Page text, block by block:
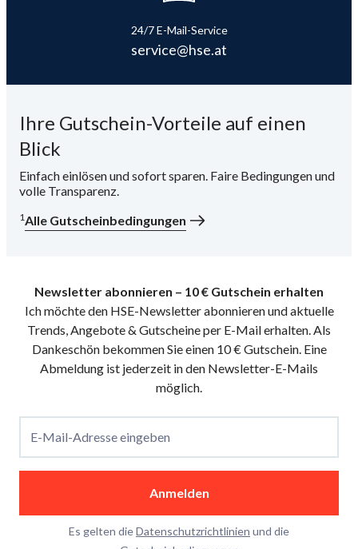
24/7 E-Mail-Service
service@hse.at
Ihre Gutschein-Vorteile auf einen
Blick
Einfach einlösen und sofort sparen. Faire Bedingungen und
volle Transparenz.
1Alle Gutscheinbedingungen
Newsletter abonnieren – 10 € Gutschein erhalten
Ich möchte den HSE-Newsletter abonnieren und aktuelle
Trends, Angebote & Gutscheine per E-Mail erhalten. Als
Dankeschön bekommen Sie einen 10 € Gutschein. Eine
Abmeldung ist jederzeit in den Newsletter-E-Mails
möglich.
E-Mail-Adresse eingeben
Anmelden
Es gelten dieDatenschutzrichtlinien und die